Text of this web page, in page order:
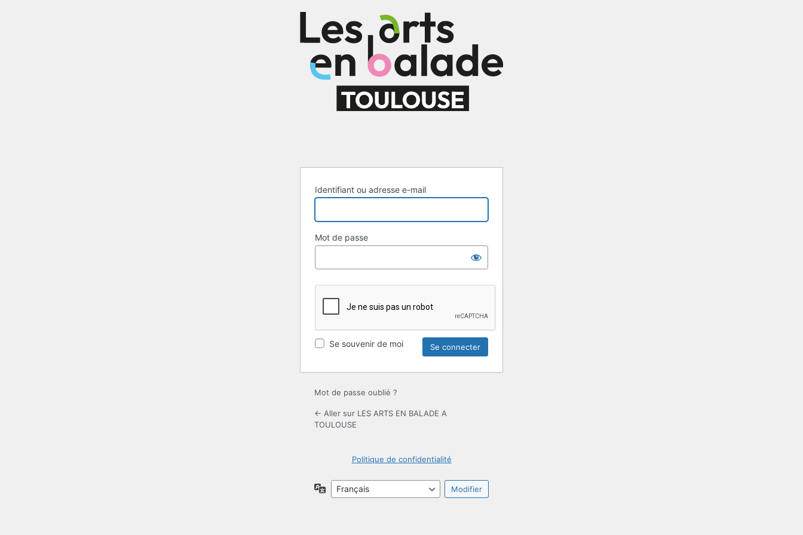
Identifiant ou adresse e-mail
Mot de passe
Se souvenir de moi
Mot de passe oublié ?
← Aller sur LES ARTS EN BALADE A
TOULOUSE
Politique de confidentialité
Langue